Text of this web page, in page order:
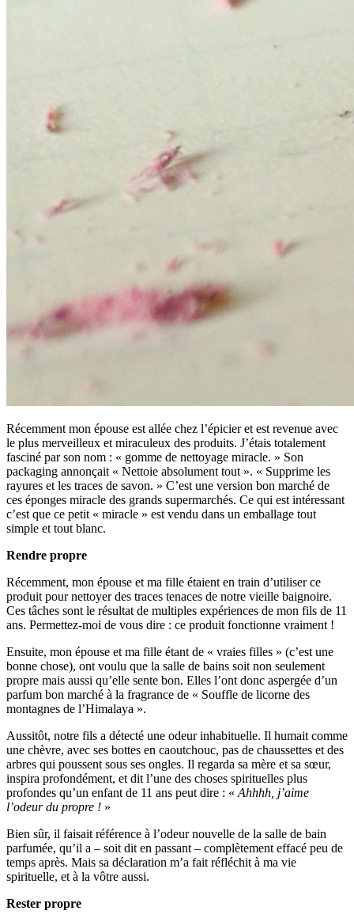
Récemment mon épouse est allée chez l’épicier et est revenue avec
le plus merveilleux et miraculeux des produits. J’étais totalement
fasciné par son nom : « gomme de nettoyage miracle. » Son
packaging annonçait « Nettoie absolument tout ». « Supprime les
rayures et les traces de savon. » C’est une version bon marché de
ces éponges miracle des grands supermarchés. Ce qui est intéressant
c’est que ce petit « miracle » est vendu dans un emballage tout
simple et tout blanc.
Rendre propre
Récemment, mon épouse et ma fille étaient en train d’utiliser ce
produit pour nettoyer des traces tenaces de notre vieille baignoire.
Ces tâches sont le résultat de multiples expériences de mon fils de 11
ans. Permettez-moi de vous dire : ce produit fonctionne vraiment !
Ensuite, mon épouse et ma fille étant de « vraies filles » (c’est une
bonne chose), ont voulu que la salle de bains soit non seulement
propre mais aussi qu’elle sente bon. Elles l’ont donc aspergée d’un
parfum bon marché à la fragrance de « Souffle de licorne des
montagnes de l’Himalaya ».
Aussitôt, notre fils a détecté une odeur inhabituelle. Il humait comme
une chèvre, avec ses bottes en caoutchouc, pas de chaussettes et des
arbres qui poussent sous ses ongles. Il regarda sa mère et sa sœur,
inspira profondément, et dit l’une des choses spirituelles plus
profondes qu’un enfant de 11 ans peut dire : « Ahhhh, j’aime
l’odeur du propre ! »
Bien sûr, il faisait référence à l’odeur nouvelle de la salle de bain
parfumée, qu’il a – soit dit en passant – complètement effacé peu de
temps après. Mais sa déclaration m’a fait réfléchit à ma vie
spirituelle, et à la vôtre aussi.
Rester propre